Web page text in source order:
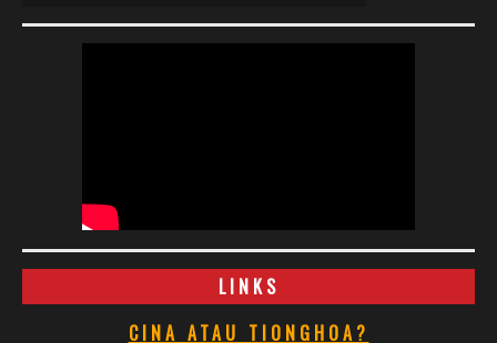
LINKS
CINA ATAU TIONGHOA?